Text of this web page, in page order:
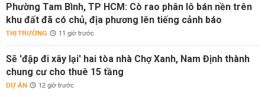
Phường Tam Bình, TP HCM: Cò rao phân lô bán nền trên
khu đất đã có chủ, địa phương lên tiếng cảnh báo
THỊ TRƯỜNG 11 giờ trước
Sẽ 'đập đi xây lại' hai tòa nhà Chợ Xanh, Nam Định thành
chung cư cho thuê 15 tầng
DỰ ÁN 12 giờ trước